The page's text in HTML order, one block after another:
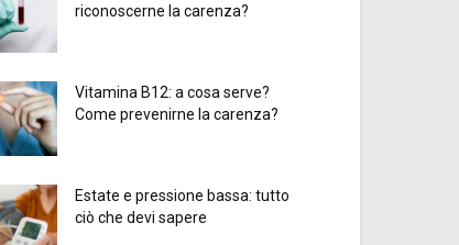
riconoscerne la carenza?
Vitamina B12: a cosa serve?
Come prevenirne la carenza?
Estate e pressione bassa: tutto
ciò che devi sapere